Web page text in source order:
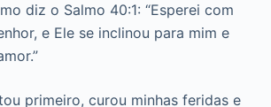
diz o Salmo 40:1: “Esperei com
e Ele se inclinou para mim e
primeiro, curou minhas feridas e